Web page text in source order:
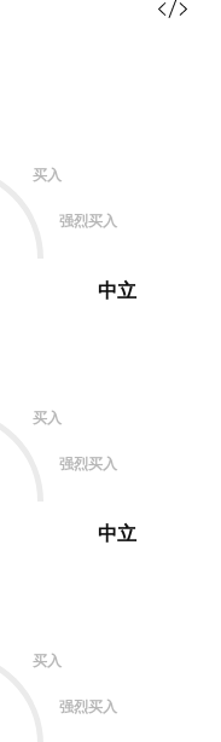
买入
强烈买入
中立
买入
强烈买入
中立
买入
强烈买入